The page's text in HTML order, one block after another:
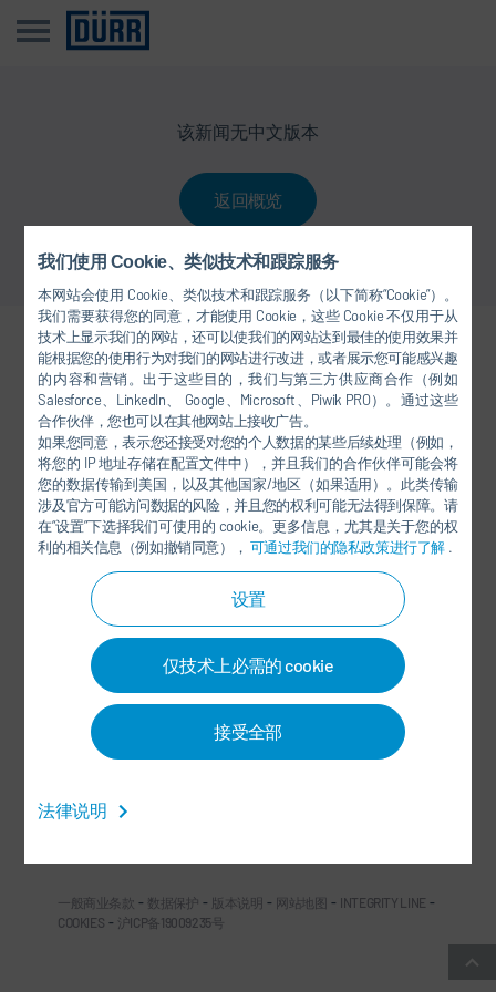
我们使用 Cookie、类似技术和跟踪服务
本网站会使用 Cookie、类似技术和跟踪服务（以下简称“Cookie”）。
我们需要获得您的同意，才能使用 Cookie，这些 Cookie 不仅用于从
技术上显示我们的网站，还可以使我们的网站达到最佳的使用效果并
能根据您的使用行为对我们的网站进行改进，或者展示您可能感兴趣
的内容和营销。出于这些目的，我们与第三方供应商合作（例如
Salesforce、LinkedIn、 Google、Microsoft、Piwik PRO）。通过这些
合作伙伴，您也可以在其他网站上接收广告。
如果您同意，表示您还接受对您的个人数据的某些后续处理（例如，
将您的 IP 地址存储在配置文件中），并且我们的合作伙伴可能会将
您的数据传输到美国，以及其他国家/地区（如果适用）。此类传输
涉及官方可能访问数据的风险，并且您的权利可能无法得到保障。请
在“设置”下选择我们可使用的 cookie。更多信息，尤其是关于您的权
利的相关信息（例如撤销同意）， 可通过我们的隐私政策进行了解 .
设置
仅技术上必需的 cookie
接受全部
法律说明
该新闻无中文版本
返回概览
关注我们
杜尔中国微信公众号
社交媒体
一般商业条款 - 数据保护 - 版本说明 - 网站地图 - INTEGRITY LINE -
COOKIES - 沪ICP备19009235号